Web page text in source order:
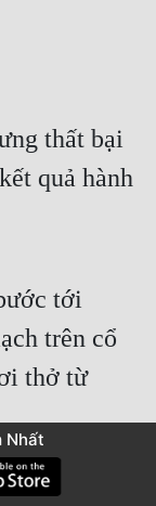
thất bại
quả hành
tới
trên cổ
thở từ
lại nhìn
Nhất